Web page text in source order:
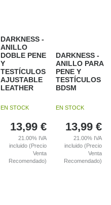
DARKNESS -
ANILLO
DOBLE PENE
Y
TESTÍCULOS
AJUSTABLE
LEATHER
EN STOCK
13,99 €
21.00% IVA
incluido (Precio
Venta
Recomendado)
DARKNESS -
ANILLO PARA
PENE Y
TESTÍCULOS
BDSM
EN STOCK
13,99 €
21.00% IVA
incluido (Precio
Venta
Recomendado)